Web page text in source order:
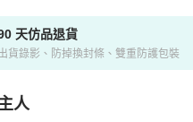
天仿品退貨
貨錄影、防掉換封條、雙重防護包裝
人
圈嚴選賣家